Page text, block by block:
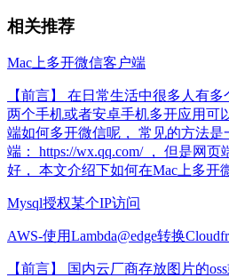
相关推荐
Mac上多开微信客户端
【前言】 在日常生活中很多人有
两个手机或者安卓手机多开应用可
端如何多开微信呢， 常见的方法
端： https://wx.qq.com/ ， 但是网
好， 本文介绍下如何在Mac上多开
Mysql授权某个IP访问
AWS-使用Lambda@edge转换
【前言】 国内云厂商存放图片的